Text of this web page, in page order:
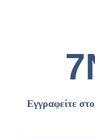
Εγγραφείτε